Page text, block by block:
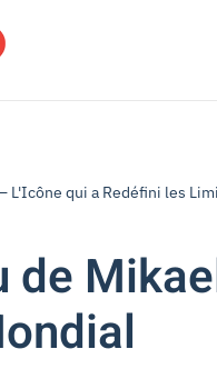
L'Icône qui a Redéfini les
de